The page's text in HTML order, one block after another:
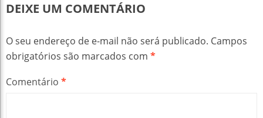
DEIXE UM COMENTÁRIO
O seu endereço de e-mail não será publicado. Campos
obrigatórios são marcados com *
Comentário *